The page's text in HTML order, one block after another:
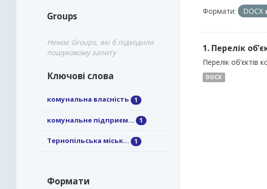
Groups
Немає Groups, які б підходили
пошуковому запиту
Ключові слова
комунальна власність 1
комунальне підприєм... 1
Тернопільська міськ... 1
Формати
Формати: DOCX
1. Перелік
Перелік
DOCX